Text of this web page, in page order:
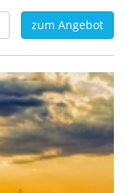
zum Angebot